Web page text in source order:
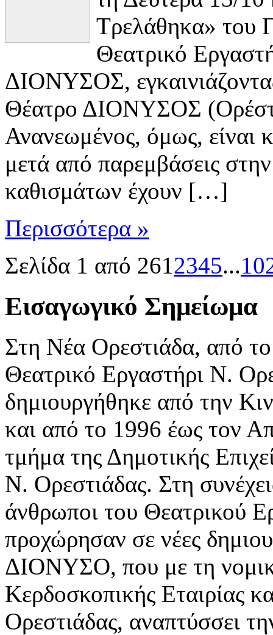
Τρελάθηκα» του
Θεατρικό
ΔΙΟΝΥΣΟΣ,
Θέατρο ΔΙΟΝΥΣΟΣ
Ανανεωμένος, όμως, είναι
μετά από παρεμβάσεις
καθισμάτων έχουν […]
Περισσότερα »
Σελίδα 1 από 261 2345...10
Εισαγωγικό Σημείωμα
Στη Νέα Ορεστιάδα, από το
Θεατρικό Εργαστήρι Ν.
δημιουργήθηκε από την
και από το 1996 έως τον
τμήμα της Δημοτικής
Ν. Ορεστιάδας. Στη
άνθρωποι του Θεατρικού
προχώρησαν σε νέες
ΔΙΟΝΥΣΟ, που με τη
Κερδοσκοπικής Εταιρίας
Ορεστιάδας, αναπτύσσει